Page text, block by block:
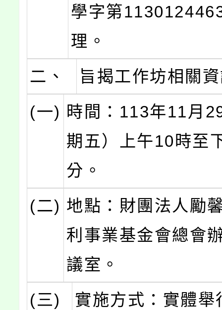
學字第
理。
二、
旨揭工作坊相關
(一) 時間：113年11月
期五）上午10時至
分。
(二) 地點：財團法人勵
利事業基金會總會
議室。
(三)
實施方式：實體舉